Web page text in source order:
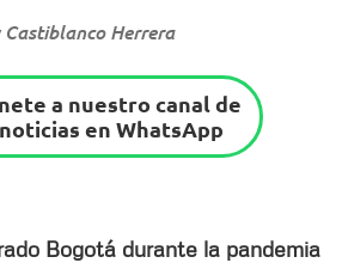
Herrera
a nuestro canal de
noticias en WhatsApp
Bogotá durante la pandemia